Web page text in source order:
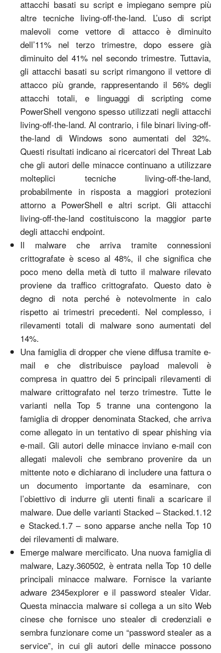
attacchi basati su script e impiegano sempre più
altre tecniche living-off-the-land. L’uso di script
malevoli come vettore di attacco è diminuito
dell’11% nel terzo trimestre, dopo essere già
diminuito del 41% nel secondo trimestre. Tuttavia,
gli attacchi basati su script rimangono il vettore di
attacco più grande, rappresentando il 56% degli
attacchi totali, e linguaggi di scripting come
PowerShell vengono spesso utilizzati negli attacchi
living-off-the-land. Al contrario, i file binari living-off-
the-land di Windows sono aumentati del 32%.
Questi risultati indicano ai ricercatori del Threat Lab
che gli autori delle minacce continuano a utilizzare
molteplici tecniche living-off-the-land,
probabilmente in risposta a maggiori protezioni
attorno a PowerShell e altri script. Gli attacchi
living-off-the-land costituiscono la maggior parte
degli attacchi endpoint.
Il malware che arriva tramite connessioni
crittografate è sceso al 48%, il che significa che
poco meno della metà di tutto il malware rilevato
proviene da traffico crittografato. Questo dato è
degno di nota perché è notevolmente in calo
rispetto ai trimestri precedenti. Nel complesso, i
rilevamenti totali di malware sono aumentati del
14%.
Una famiglia di dropper che viene diffusa tramite e-
mail e che distribuisce payload malevoli è
compresa in quattro dei 5 principali rilevamenti di
malware crittografato nel terzo trimestre. Tutte le
varianti nella Top 5 tranne una contengono la
famiglia di dropper denominata Stacked, che arriva
come allegato in un tentativo di spear phishing via
e-mail. Gli autori delle minacce inviano e-mail con
allegati malevoli che sembrano provenire da un
mittente noto e dichiarano di includere una fattura o
un documento importante da esaminare, con
l’obiettivo di indurre gli utenti finali a scaricare il
malware. Due delle varianti Stacked – Stacked.1.12
e Stacked.1.7 – sono apparse anche nella Top 10
dei rilevamenti di malware.
Emerge malware mercificato. Una nuova famiglia di
malware, Lazy.360502, è entrata nella Top 10 delle
principali minacce malware. Fornisce la variante
adware 2345explorer e il password stealer Vidar.
Questa minaccia malware si collega a un sito Web
cinese che fornisce uno stealer di credenziali e
sembra funzionare come un “password stealer as a
service”, in cui gli autori delle minacce possono